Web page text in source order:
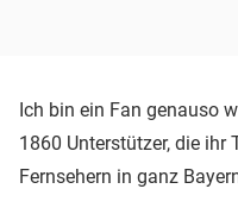
Ich bin ein Fan genauso
1860 Unterstützer, die ihr
Fernsehern in ganz